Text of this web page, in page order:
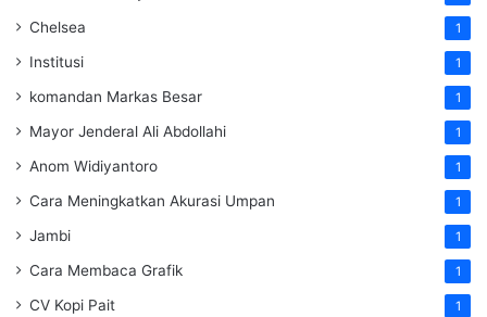
Chelsea 1
Institusi 1
komandan Markas Besar 1
Mayor Jenderal Ali Abdollahi 1
Anom Widiyantoro 1
Cara Meningkatkan Akurasi Umpan 1
Jambi 1
Cara Membaca Grafik 1
CV Kopi Pait 1